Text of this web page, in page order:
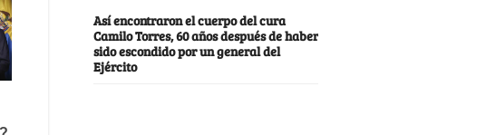
Así encontraron el cuerpo del cura
Camilo Torres, 60 años después de haber
sido escondido por un general del
Ejército